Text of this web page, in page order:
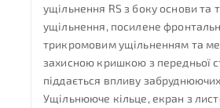
ущільнення RS з боку основи та
ущільнення, посилене
трикромовим ущільненням та
захисною кришкою з передньої
піддається впливу
Ущільнююче кільце, екран з